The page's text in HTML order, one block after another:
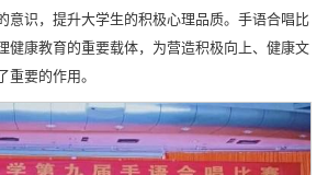
意识，提升大学生的积极心理品质。手语合唱比
健康教育的重要载体，为营造积极向上、健康文
重要的作用。